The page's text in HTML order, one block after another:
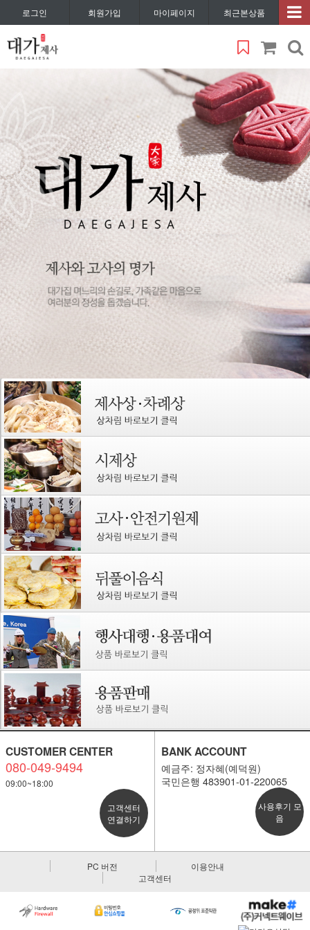
로그인 회원가입 마이페이지 최근본상품
CUSTOMER CENTER
080-049-9494
09:00~18:00
고객센터
연결하기
BANK ACCOUNT
예금주: 정자혜(예덕원)
국민은행 483901-01-220065
사용후기 모
음
PC 버전
이용안내
고객센터